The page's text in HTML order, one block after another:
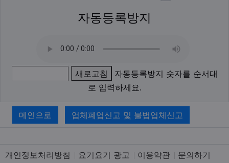
자동등록방지
새로고침
자동등록방지 숫자를 순서대
로 입력하세요.
메인으로 업체폐업신고 및 불법업체신고
개인정보처리방침 요기요기 광고 이용약관 문의하기